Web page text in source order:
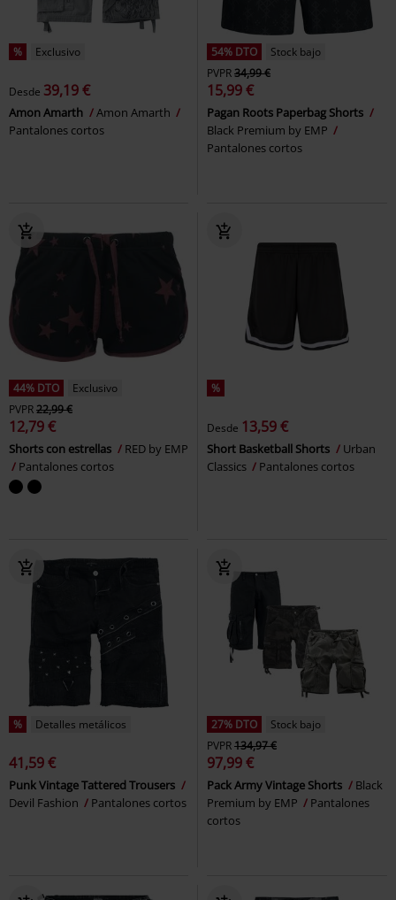
% Exclusivo
Desde 39,19 €
Amon Amarth
Amon Amarth
Pantalones cortos
54% DTO
Stock bajo
PVPR34,99 €
15,99 €
Pagan Roots Paperbag Shorts
Black Premium by EMP
Pantalones cortos
44% DTO
Exclusivo
PVPR22,99 €
12,79 €
Shorts con estrellas
RED by EMP
Pantalones cortos
%
Desde 13,59 €
Short Basketball Shorts
Urban
Classics
Pantalones cortos
% Detalles metálicos
41,59 €
Punk Vintage Tattered Trousers
Devil Fashion
Pantalones cortos
27% DTO
Stock bajo
PVPR134,97 €
97,99 €
Pack Army Vintage Shorts
Black
Premium by EMP
Pantalones
cortos